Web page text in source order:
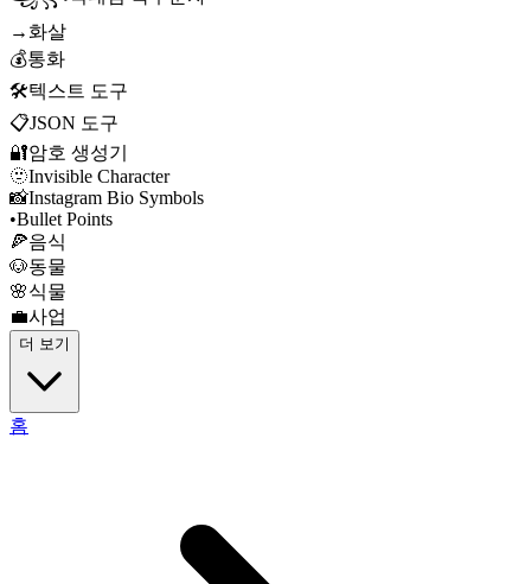
→ 화살
💰통화
🛠️텍스트 도구
📋JSON 도구
🔐암호 생성기
🫥Invisible Character
📸Instagram Bio Symbols
•Bullet Points
🍕음식
🐶동물
🌸식물
💼사업
더 보기
홈